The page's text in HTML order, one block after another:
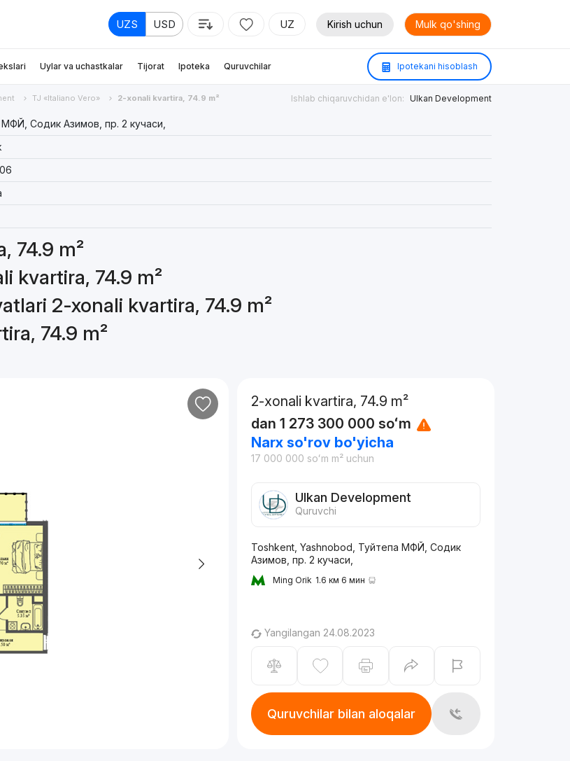
UZS USD UZ Kirish uchun Mulk qo'shing
Uylar va uchastkalar Tijorat Ipoteka Quruvchilar Ipotekani hisoblash
TJ «Italiano Vero» 2-xonali kvartira, 74.9 m² Ishlab chiqaruvchidan e'lon: Ulkan Development
Содик Азимов, пр. 2 кучаси,
74.9 m²
kvartira, 74.9 m²
2-xonali kvartira, 74.9 m²
74.9 m²
2-xonali kvartira, 74.9 m²
dan 1 273 300 000 soʻm
Narx so'rov bo'yicha
17 000 000 soʻm m² uchun
Ulkan Development
Quruvchi
Toshkent, Yashnobod, Туйтепа МФЙ, Содик
Азимов, пр. 2 кучаси,
Ming Orik 1.6 км 6 мин
Yangilangan 24.08.2023
Quruvchilar bilan aloqalar